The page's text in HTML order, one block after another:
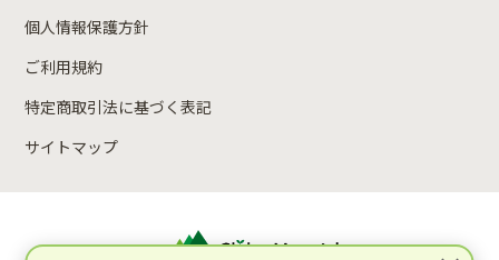
個人情報保護方針
ご利用規約
特定商取引法に基づく表記
サイトマップ